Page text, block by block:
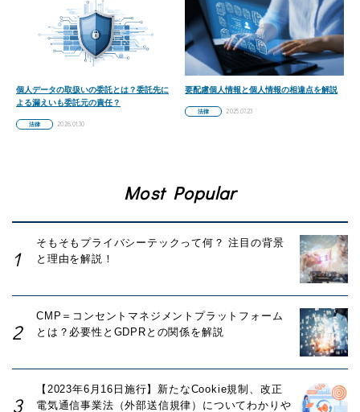
個人データの取扱いの委託とは？委託先に
よる漏えいも委託元の責任？
法律 2026.01.30
要配慮個人情報と個人情報の相違点を解説
法律 2025.07.23
Most Popular
そもそもプライバシーテックって何？ 注目の背景
と理由を解説！
CMP＝コンセントマネジメントプラットフォーム
とは？必要性とGDPRとの関係を解説
【2023年6月16日施行】新たなCookie規制、改正
電気通信事業法（外部送信規律）についてわかりや